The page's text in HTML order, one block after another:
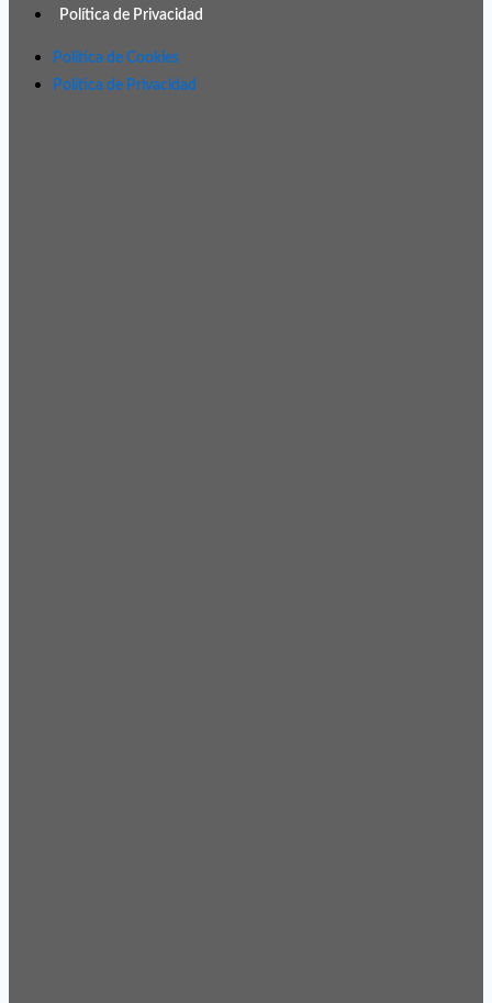
Política de Privacidad
Política de Cookies
Política de Privacidad